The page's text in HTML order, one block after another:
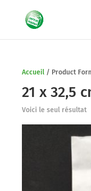
Accueil/ Product
21 x 32,5
Voici le seul résultat